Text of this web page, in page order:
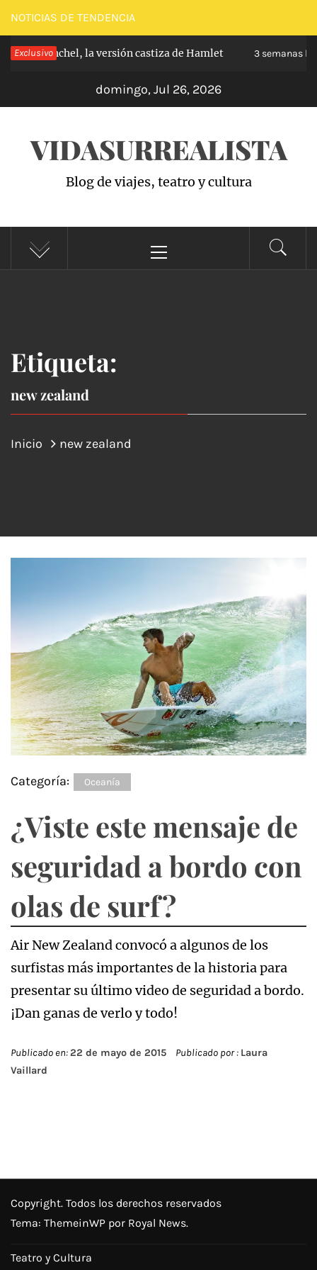
Saltar
al
contenido
NOTICIAS DE TENDENCIA
Exclusivo
Carabanchel, la versión castiza de Hamlet 3 semanas
domingo, Jul 26, 2026
VIDASURREALISTA
Blog de viajes, teatro y cultura
principal
Etiqueta:
new zealand
Inicio new zealand
Categoría: Oceanía
¿Viste este mensaje de
seguridad a bordo con
olas de surf?
Air New Zealand convocó a algunos de los
surfistas más importantes de la historia para
presentar su último video de seguridad a bordo.
¡Dan ganas de verlo y todo!
Publicado en:22 de mayo de 2015 Publicado por : Laura
Vaillard
Copyright. Todos los derechos reservados
Tema: ThemeinWP por Royal News.
Teatro y Cultura